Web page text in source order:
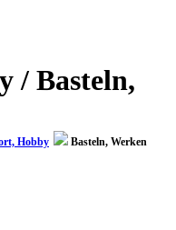
Basteln,
Hobby Basteln, Werken